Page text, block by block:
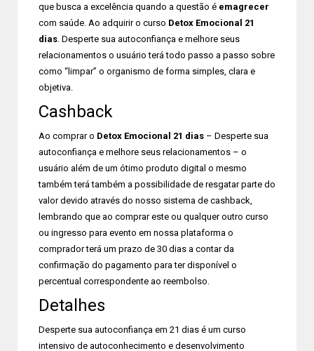
que busca a excelência quando a questão é emagrecer
com saúde. Ao adquirir o curso Detox Emocional 21
dias. Desperte sua autoconfiança e melhore seus
relacionamentos o usuário terá todo passo a passo sobre
como “limpar” o organismo de forma simples, clara e
objetiva.
Cashback
Ao comprar o Detox Emocional 21 dias – Desperte sua
autoconfiança e melhore seus relacionamentos – o
usuário além de um ótimo produto digital o mesmo
também terá também a possibilidade de resgatar parte do
valor devido através do nosso sistema de cashback,
lembrando que ao comprar este ou qualquer outro curso
ou ingresso para evento em nossa plataforma o
comprador terá um prazo de 30 dias a contar da
confirmação do pagamento para ter disponível o
percentual correspondente ao reembolso.
Detalhes
Desperte sua autoconfiança em 21 dias é um curso
intensivo de autoconhecimento e desenvolvimento